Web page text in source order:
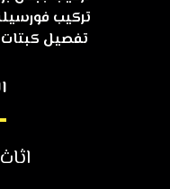
تركيب فورسيلنج ام
تفصيل كبتات في